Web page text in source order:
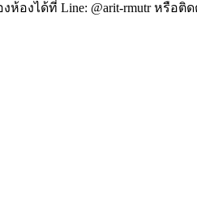
งห้องได้ที่ Line: @arit-rmutrหรือติด